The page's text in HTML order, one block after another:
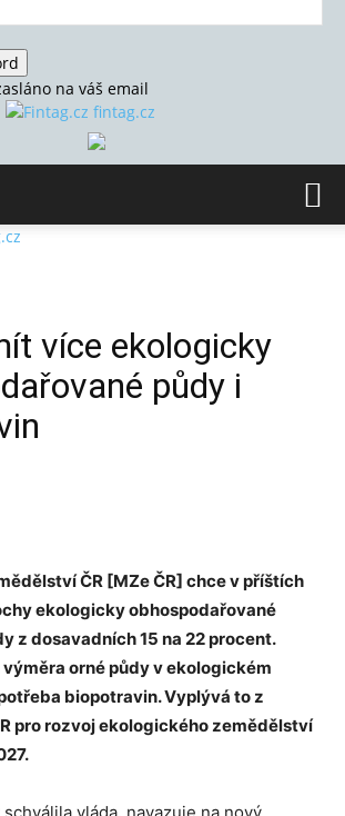
na váš email
fintag.cz
více ekologicky
půdy i
ČR [MZe ČR] chce v příštích
ekologicky obhospodařované
z dosavadních 15 na 22 procent.
orné půdy v ekologickém
biopotravin. Vyplývá to z
pro rozvoj ekologického zemědělství